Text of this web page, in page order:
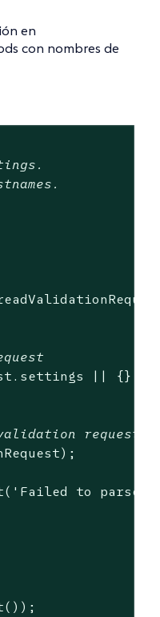
en
con nombres de
|| {};
request
'Failed to parse